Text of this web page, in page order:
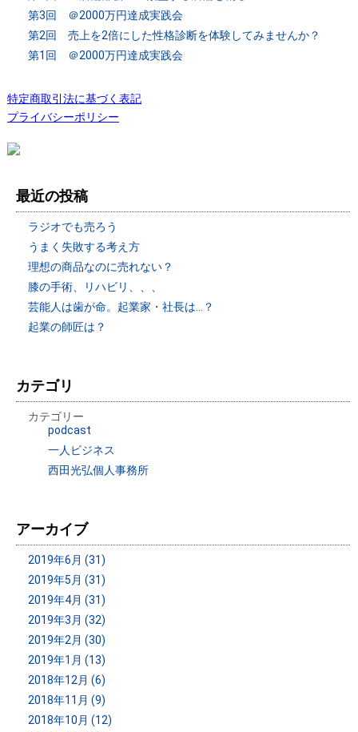
第3回 ＠2000万円達成実践会
第2回 売上を2倍にした性格診断を体験してみませんか？
第1回 ＠2000万円達成実践会
特定商取引法に基づく表記
プライバシーポリシー
最近の投稿
ラジオでも売ろう
うまく失敗する考え方
理想の商品なのに売れない？
膝の手術、リハビリ、、、
芸能人は歯が命。起業家・社長は…？
起業の師匠は？
カテゴリ
カテゴリー
podcast
一人ビジネス
西田光弘個人事務所
アーカイブ
2019年6月 (31)
2019年5月 (31)
2019年4月 (31)
2019年3月 (32)
2019年2月 (30)
2019年1月 (13)
2018年12月 (6)
2018年11月 (9)
2018年10月 (12)